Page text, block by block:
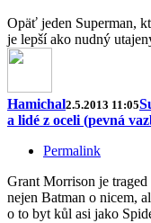
Opäť jeden Superman,
je lepší ako nudný
Hamichal2.5.2013 11:05
a lidé z oceli (pevná
Permalink
Grant Morrison je
nejen Batman o nicem,
o to byt kůl asi jako